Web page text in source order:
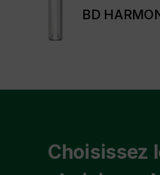
BD
Choisissez